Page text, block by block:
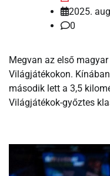
2025.
0
Megvan az első
Világjátékokon.
második lett a 3,5
Világjátékok-győztes